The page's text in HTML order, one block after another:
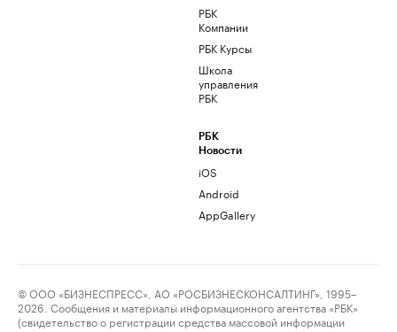
РБК
Компании
РБК Курсы
Школа
управления
РБК
РБК
Новости
iOS
Android
AppGallery
© ООО «БИЗНЕСПРЕСС», АО «РОСБИЗНЕСКОНСАЛТИНГ», 1995–
2026. Сообщения и материалы информационного агентства «РБК»
(свидетельство о регистрации средства массовой информации